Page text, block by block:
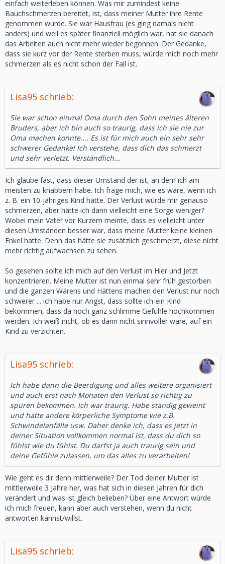
einfach weiterleben können. Was mir zumindest keine
Bauchschmerzen bereitet, ist, dass meiner Mutter ihre Rente
genommen wurde. Sie war Hausfrau (es ging damals nicht
anders) und weil es später finanziell möglich war, hat sie danach
das Arbeiten auch nicht mehr wieder begonnen. Der Gedanke,
dass sie kurz vor der Rente sterben muss, würde mich noch mehr
schmerzen als es nicht schon der Fall ist.
Lisa95 schrieb:
Sie war schon einmal Oma durch den Sohn meines älteren
Bruders, aber ich bin auch so traurig, dass ich sie nie zur
Oma machen konnte.... Es ist für mich auch ein sehr sehr
schwerer Gedanke! Ich verstehe, dass dich das schmerzt
und sehr verletzt. Verständlich...
Ich glaube fast, dass dieser Umstand der ist, an dem ich am
meisten zu knabbern habe. Ich frage mich, wie es wäre, wenn ich
z. B. ein 10-jähriges Kind hätte. Der Verlust würde mir genauso
schmerzen, aber hätte ich dann vielleicht eine Sorge weniger?
Wobei mein Vater vor Kurzem meinte, dass es vielleicht unter
diesen Umständen besser war, dass meine Mutter keine kleinen
Enkel hatte. Denn das hätte sie zusätzlich geschmerzt, diese nicht
mehr richtig aufwachsen zu sehen.
So gesehen sollte ich mich auf den Verlust im Hier und Jetzt
konzentrieren. Meine Mutter ist nun einmal sehr früh gestorben
und die ganzen Wärens und Hättens machen den Verlust nur noch
schwerer ... ich habe nur Angst, dass sollte ich ein Kind
bekommen, dass da noch ganz schlimme Gefühle hochkommen
werden. Ich weiß nicht, ob es dann nicht sinnvoller wäre, auf ein
Kind zu verzichten.
Lisa95 schrieb:
Ich habe dann die Beerdigung und alles weitere organisiert
und auch erst nach Monaten den Verlust so richtig zu
spüren bekommen. Ich war traurig. Habe ständig geweint
und hatte andere körperliche Symptome wie z.B.
Schwindelanfälle usw. Daher denke ich, dass es jetzt in
deiner Situation vollkommen normal ist, dass du dich so
fühlst wie du fühlst. Du darfst ja auch traurig sein und
deine Gefühle zulassen, um das alles zu verarbeiten!
Wie geht es dir denn mittlerweile? Der Tod deiner Mutter ist
mittlerweile 3 Jahre her, was hat sich in diesen Jahren für dich
verändert und was ist gleich belieben? Über eine Antwort würde
ich mich freuen, kann aber auch verstehen, wenn du nicht
antworten kannst/willst.
Lisa95 schrieb: